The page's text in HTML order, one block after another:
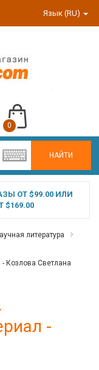
Язык (RU)
НАЙТИ
0
ОТ $99.00 ИЛИ
литература
Козлова Светлана
-